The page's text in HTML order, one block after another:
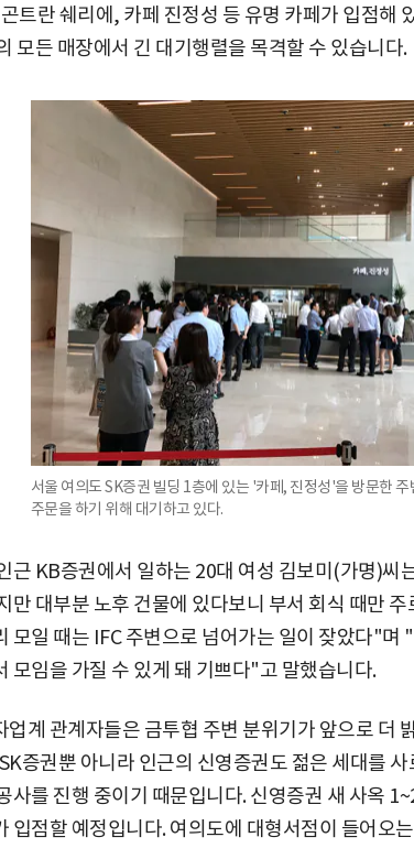
트란 쉐리에, 카페 진정성 등 유명 카페가 입점해
모든 매장에서 긴 대기행렬을 목격할 수 있습니다.
서울 여의도 SK증권 빌딩 1층에 있는 '카페, 진정성'을 방문한 주
주문을 하기 위해 대기하고 있다.
근 KB증권에서 일하는 20대 여성 김보미(가명)씨
만 대부분 노후 건물에 있다보니 부서 회식 때만
모일 때는 IFC 주변으로 넘어가는 일이 잦았다"며
모임을 가질 수 있게 돼 기쁘다"고 말했습니다.
업계 관계자들은 금투협 주변 분위기가 앞으로 더
증권뿐 아니라 인근의 신영증권도 젊은 세대를
사를 진행 중이기 때문입니다. 신영증권 새 사옥
입점할 예정입니다. 여의도에 대형서점이 들어오